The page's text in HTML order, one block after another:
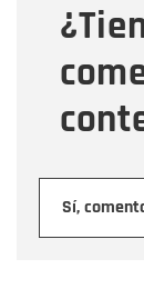
Sí,
Mensaje